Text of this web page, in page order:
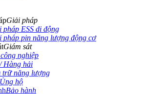
Giải pháp
pháp ESS di động
pháp pin năng lượng động cơ
Giám sát
nghiệp
Hàng hải
trữ năng lượng
Ủng hộ
Bảo hành